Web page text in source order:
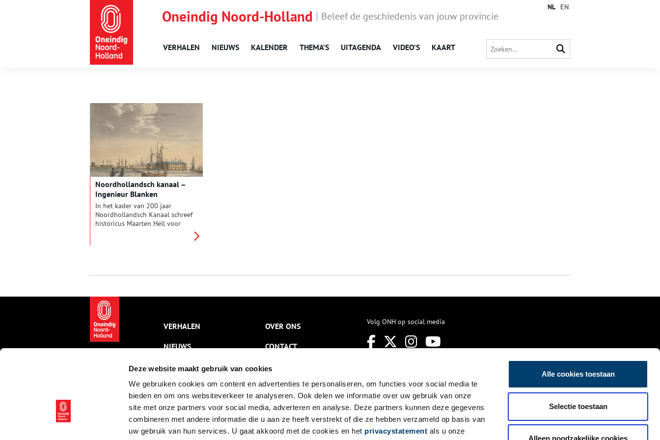
Deze website maakt gebruik van cookies
We gebruiken cookies om content en advertenties te personaliseren, om functies voor social media te
bieden en om ons websiteverkeer te analyseren. Ook delen we informatie over uw gebruik van onze
site met onze partners voor social media, adverteren en analyse. Deze partners kunnen deze gegevens
combineren met andere informatie die u aan ze heeft verstrekt of die ze hebben verzameld op basis van
uw gebruik van hun services. U gaat akkoord met de cookies en het privacystatement als u onze
Alle cookies toestaan
Selectie toestaan
Alleen noodzakelijke cookies
Oneindig Noord-Holland Beleef de geschiedenis van jouw provincie
VERHALEN NIEUWS KALENDER THEMA’S UITAGENDA VIDEO’S KAART
NL EN
Noordhollandsch kanaal –
Ingenieur Blanken
In het kader van 200 jaar
Noordhollandsch Kanaal schreef
historicus Maarten Hell voor
Jan Blanken, een ingenieur op
VERHALEN
NIEUWS
KALENDER
THEMA’S
ACTIVITEITEN
VIDEO’S
OVER ONS
CONTACT
NIEUWSBRIEF
DISCLAIMER
PRIVACY
TOEGANKELIJKHEID
Volg ONH op social media